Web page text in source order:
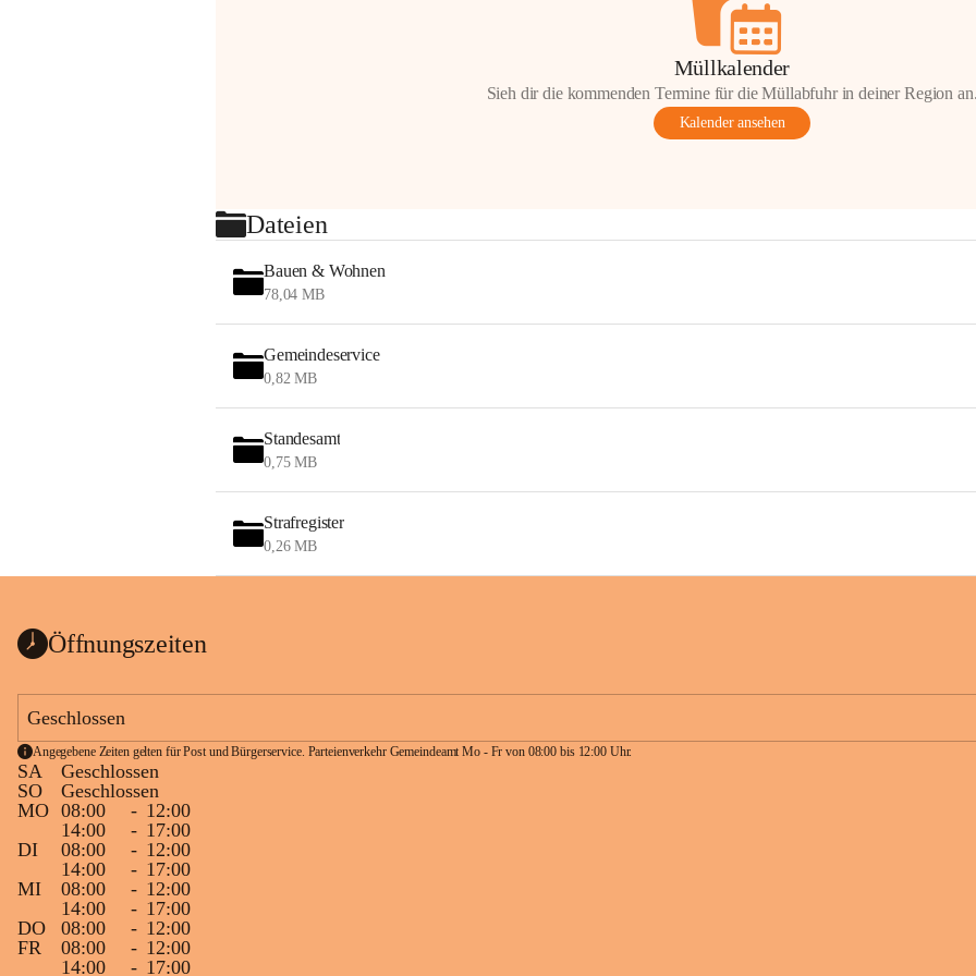
Müllkalender
Sieh dir die kommenden Termine für die Müllabfuhr in deiner Region
Kalender ansehen
Dateien
Bauen & Wohnen
78,04 MB
Gemeindeservice
0,82 MB
Standesamt
0,75 MB
Strafregister
0,26 MB
Öffnungszeiten
Geschlossen
Angegebene Zeiten gelten für Post und Bürgerservice. Parteienverkehr Gemeindeamt Mo - Fr von 08:00 bis 12:00 Uhr.
SA
Geschlossen
SO
Geschlossen
MO 08:00 - 12:00
14:00
- 17:00
DI
08:00 - 12:00
14:00
- 17:00
MI
08:00 - 12:00
14:00
- 17:00
DO
08:00 - 12:00
FR
08:00 - 12:00
14:00
- 17:00